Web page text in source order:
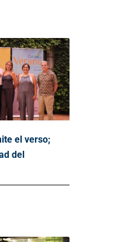
el verso;
del